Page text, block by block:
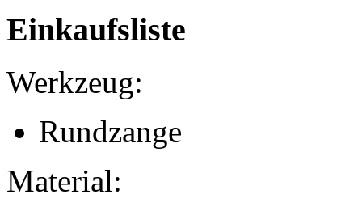
Einkaufsliste
Werkzeug:
Rundzange
Material: